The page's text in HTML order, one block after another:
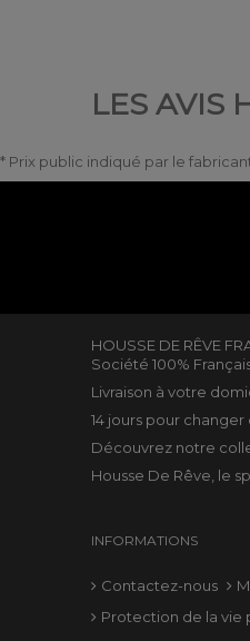
LES AVIS
* Prix public indiqué par le
HOUSSE DE RÊVE
Société 100%
Livraison à votre
14 jours pour changer
Découvrez notre
Housse De Rêve, le
INFORMATIONS
Contactez-nous
Protection de la vie